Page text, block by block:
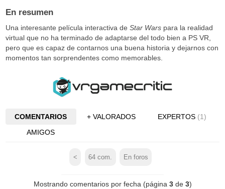
En resumen
Una interesante película interactiva deStar Wars para la realidad
virtual que no ha terminado de adaptarse del todo bien a PS VR,
pero que es capaz de contarnos una buena historia y dejarnos con
momentos tan sorprendentes como memorables.
COMENTARIOS + VALORADOS EXPERTOS (1)
AMIGOS
< 64 com. En foros
Mostrando comentarios por fecha (página 3de 3)